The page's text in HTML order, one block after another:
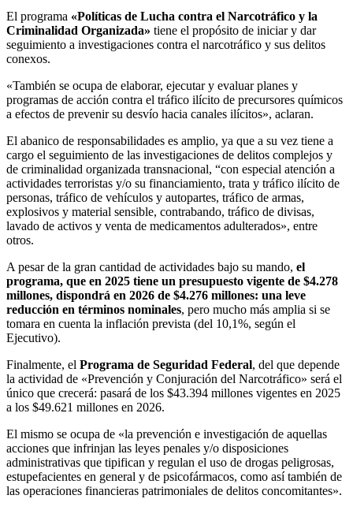
El programa «Políticas de Lucha contra el Narcotráfico y la
Criminalidad Organizada» tiene el propósito de iniciar y dar
seguimiento a investigaciones contra el narcotráfico y sus delitos
conexos.
«También se ocupa de elaborar, ejecutar y evaluar planes y
programas de acción contra el tráfico ilícito de precursores químicos
a efectos de prevenir su desvío hacia canales ilícitos», aclaran.
El abanico de responsabilidades es amplio, ya que a su vez tiene a
cargo el seguimiento de las investigaciones de delitos complejos y
de criminalidad organizada transnacional, “con especial atención a
actividades terroristas y/o su financiamiento, trata y tráfico ilícito de
personas, tráfico de vehículos y autopartes, tráfico de armas,
explosivos y material sensible, contrabando, tráfico de divisas,
lavado de activos y venta de medicamentos adulterados», entre
otros.
A pesar de la gran cantidad de actividades bajo su mando, el
programa, que en 2025 tiene un presupuesto vigente de $4.278
millones, dispondrá en 2026 de $4.276 millones: una leve
reducción en términos nominales, pero mucho más amplia si se
tomara en cuenta la inflación prevista (del 10,1%, según el
Ejecutivo).
Finalmente, el Programa de Seguridad Federal, del que depende
la actividad de «Prevención y Conjuración del Narcotráfico» será el
único que crecerá: pasará de los $43.394 millones vigentes en 2025
a los $49.621 millones en 2026.
El mismo se ocupa de «la prevención e investigación de aquellas
acciones que infrinjan las leyes penales y/o disposiciones
administrativas que tipifican y regulan el uso de drogas peligrosas,
estupefacientes en general y de psicofármacos, como así también de
las operaciones financieras patrimoniales de delitos concomitantes».